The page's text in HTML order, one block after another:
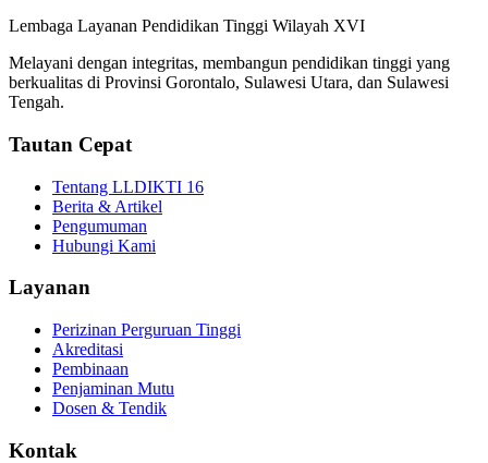
Lembaga Layanan Pendidikan Tinggi Wilayah XVI
Melayani dengan integritas, membangun pendidikan tinggi yang
berkualitas di Provinsi Gorontalo, Sulawesi Utara, dan Sulawesi
Tengah.
Tautan Cepat
Tentang LLDIKTI 16
Berita & Artikel
Pengumuman
Hubungi Kami
Layanan
Perizinan Perguruan Tinggi
Akreditasi
Pembinaan
Penjaminan Mutu
Dosen & Tendik
Kontak